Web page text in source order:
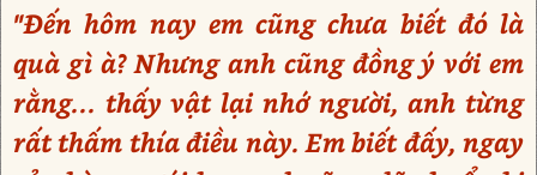
"Đến hôm nay em cũng chưa biết đó là
quà gì à? Nhưng anh cũng đồng ý với em
rằng... thấy vật lại nhớ người, anh từng
rất thấm thía điều này. Em biết đấy, ngay